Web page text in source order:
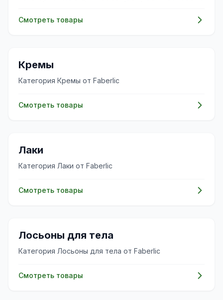
Смотреть товары
✨
Кремы
Категория Кремы от Faberlic
Смотреть товары
✨
Лаки
Категория Лаки от Faberlic
Смотреть товары
✨
Лосьоны для тела
Категория Лосьоны для тела от Faberlic
Смотреть товары